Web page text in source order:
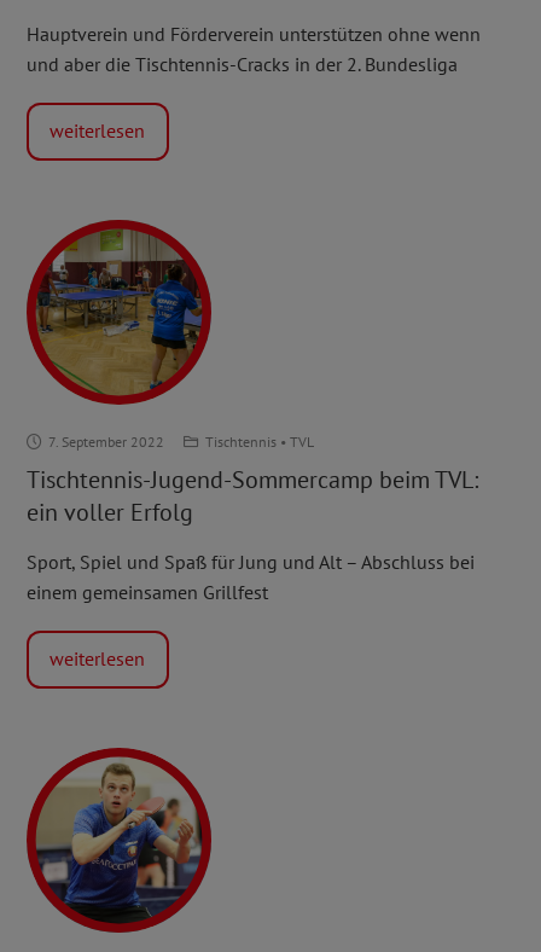
Trappenberg
Hauptverein und Förderverein unterstützen ohne wenn
und aber die Tischtennis-Cracks in der 2. Bundesliga
weiterlesen
Jugend-
Sommercamp
beim
ein
voller
Erfolg
7. September 2022 Tischtennis• TVL
Tischtennis-Jugend-Sommercamp beim TVL:
ein voller Erfolg
Sport, Spiel und Spaß für Jung und Alt – Abschluss bei
einem gemeinsamen Grillfest
weiterlesen